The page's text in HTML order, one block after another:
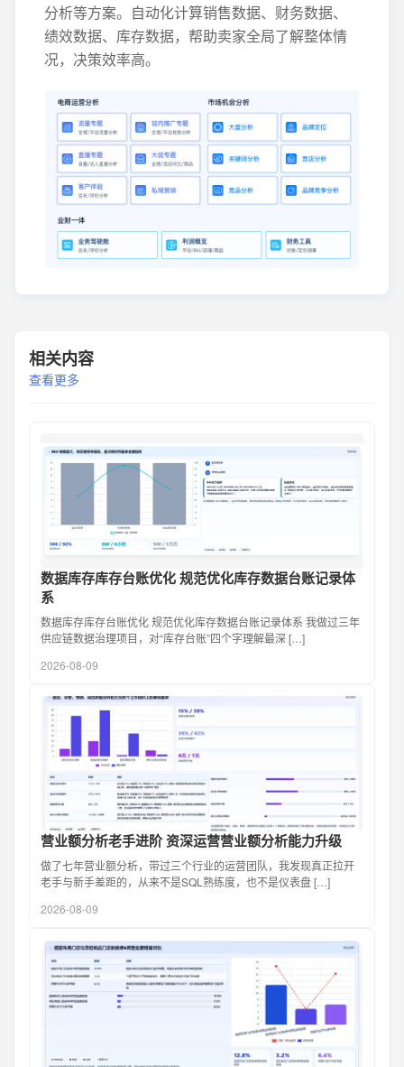
分析等方案。自动化计算销售数据、财务数据、
绩效数据、库存数据，帮助卖家全局了解整体情
况，决策效率高。
相关内容
查看更多
数据库存库存台账优化 规范优化库存数据台账记录体
系
数据库存库存台账优化 规范优化库存数据台账记录体系 我做过三年
供应链数据治理项目，对“库存台账”四个字理解最深 […]
2026-08-09
营业额分析老手进阶 资深运营营业额分析能力升级
做了七年营业额分析，带过三个行业的运营团队，我发现真正拉开
老手与新手差距的，从来不是SQL熟练度，也不是仪表盘 […]
2026-08-09